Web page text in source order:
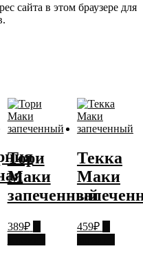
сайта в этом браузере для
Тори
Маки
запеченный
389₽
Текка
Маки
459₽